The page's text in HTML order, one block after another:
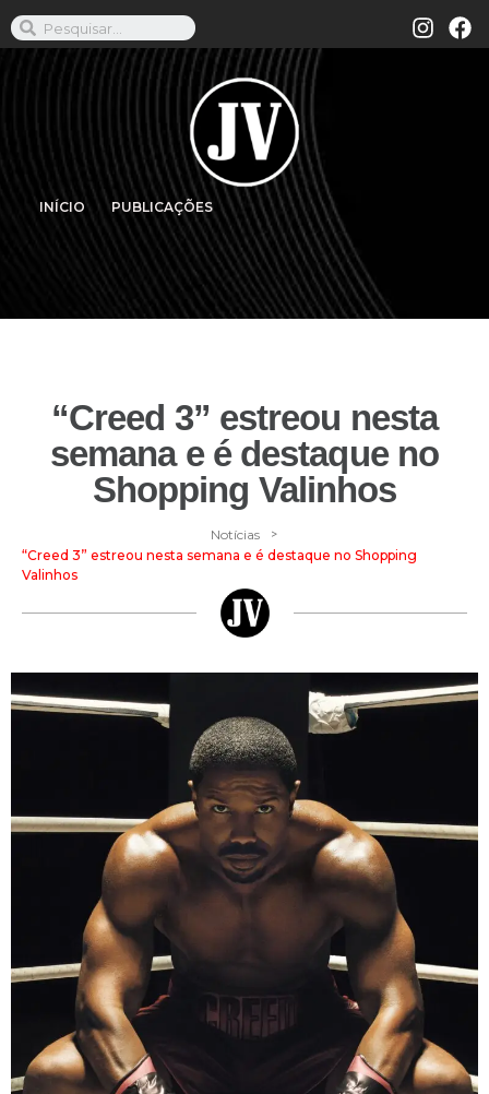
INÍCIO PUBLICAÇÕES
“Creed 3” estreou nesta
semana e é destaque no
Shopping Valinhos
Notícias >
“Creed 3” estreou nesta semana e é destaque no Shopping
Valinhos